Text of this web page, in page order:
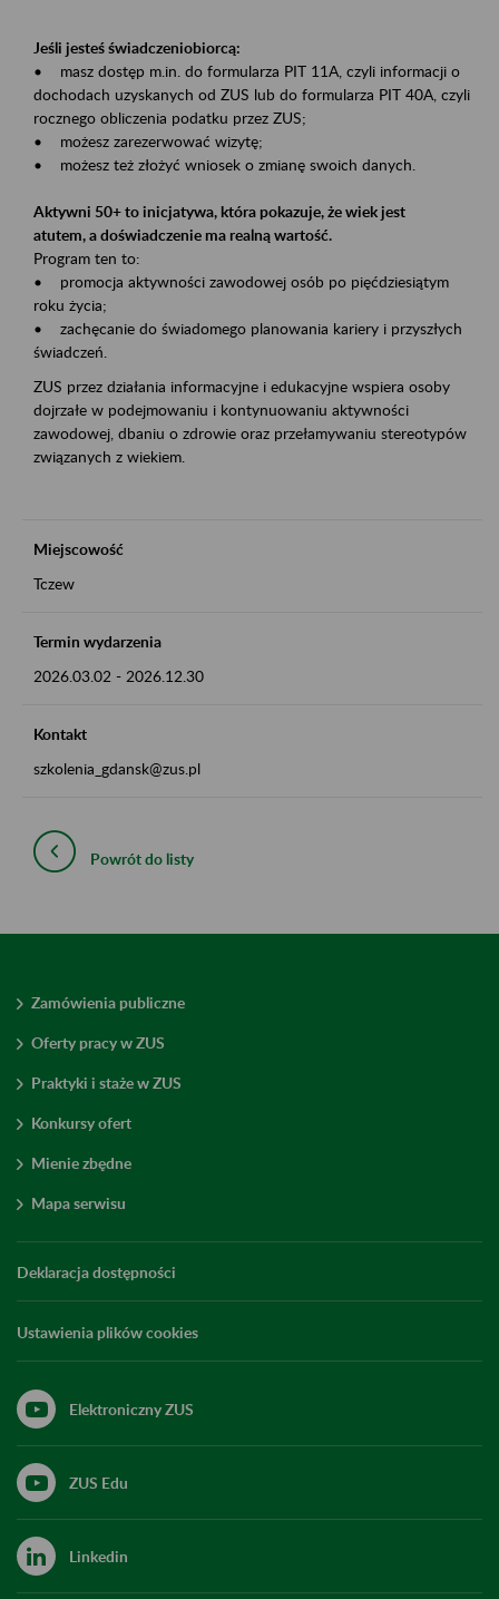
Jeśli jesteś świadczeniobiorcą:
• masz dostęp m.in. do formularza PIT 11A, czyli informacji o
dochodach uzyskanych od ZUS lub do formularza PIT 40A, czyli
rocznego obliczenia podatku przez ZUS;
• możesz zarezerwować wizytę;
• możesz też złożyć wniosek o zmianę swoich danych.
Aktywni 50+ to inicjatywa, która pokazuje, że wiek jest
atutem, a doświadczenie ma realną wartość.
Program ten to:
• promocja aktywności zawodowej osób po pięćdziesiątym
roku życia;
• zachęcanie do świadomego planowania kariery i przyszłych
świadczeń.
ZUS przez działania informacyjne i edukacyjne wspiera osoby
dojrzałe w podejmowaniu i kontynuowaniu aktywności
zawodowej, dbaniu o zdrowie oraz przełamywaniu stereotypów
związanych z wiekiem.
Miejscowość
Tczew
Termin wydarzenia
2026.03.02 - 2026.12.30
Kontakt
szkolenia_gdansk@zus.pl
Powrót do listy
Zamówienia publiczne
Oferty pracy w ZUS
Praktyki i staże w ZUS
Konkursy ofert
Mienie zbędne
Mapa serwisu
Deklaracja dostępności
Ustawienia plików cookies
Elektroniczny ZUS
ZUS Edu
Linkedin